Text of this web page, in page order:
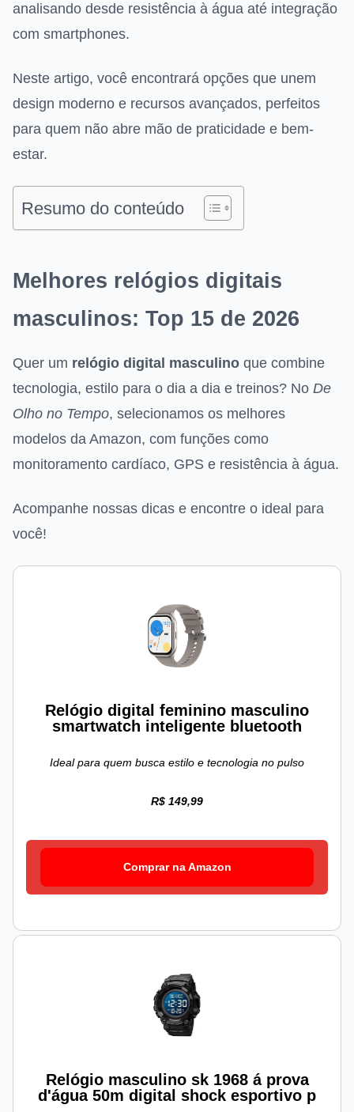
analisando desde resistência à água até integração
com smartphones.
Neste artigo, você encontrará opções que unem
design moderno e recursos avançados, perfeitos
para quem não abre mão de praticidade e bem-
estar.
Resumo do conteúdo
Melhores relógios digitais
masculinos: Top 15 de 2026
Quer um relógio digital masculino que combine
tecnologia, estilo para o dia a dia e treinos? No De
Olho no Tempo, selecionamos os melhores
modelos da Amazon, com funções como
monitoramento cardíaco, GPS e resistência à água.
Acompanhe nossas dicas e encontre o ideal para
você!
Relógio digital feminino masculino
smartwatch inteligente bluetooth
Ideal para quem busca estilo e tecnologia no pulso
R$ 149,99
Comprar na Amazon
Relógio masculino sk 1968 á prova
d'água 50m digital shock esportivo p